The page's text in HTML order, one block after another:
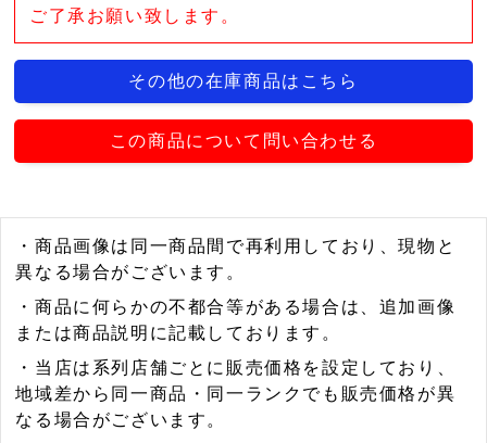
ご了承お願い致します。
その他の在庫商品はこちら
この商品について問い合わせる
・商品画像は同一商品間で再利用しており、現物と
異なる場合がございます。
・商品に何らかの不都合等がある場合は、追加画像
または商品説明に記載しております。
・当店は系列店舗ごとに販売価格を設定しており、
地域差から同一商品・同一ランクでも販売価格が異
なる場合がございます。